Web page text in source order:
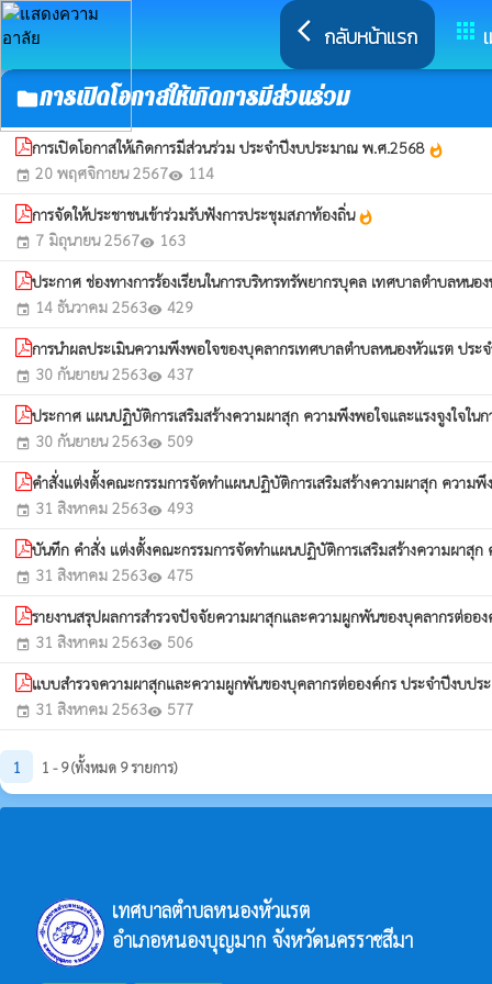
arrow_back_ios กลับหน้าแรก apps
folderการเปิดโอกาสให้เกิดการมีส่วนร่วม
การเปิดโอกาสให้เกิดการมีส่วนร่วม ประจำปีงบประมาณ พ.ศ.2568 whatshot
event 20 พฤศจิกายน 2567visibility 114
การจัดให้ประชาชนเข้าร่วมรับฟังการประชุมสภาท้องถิ่นwhatshot
event 7 มิถุนายน 2567visibility 163
ประกาศ ช่องทางการร้องเรียนในการบริหารทรัพยากรบุคล เทศบาลตำบลหนอ
event 14 ธันวาคม 2563visibility 429
การนำผลประเมินความพึงพอใจของบุคลากรเทศบาลตำบลหนองหัวแรต ปร
event 30 กันยายน 2563visibility 437
ประกาศ แผนปฏิบัติการเสริมสร้างความผาสุก ความพึงพอใจและแรงจูงใจ
event 30 กันยายน 2563visibility 509
คำสั่งแต่งตั้งคณะกรรมการจัดทำแผนปฏิบัติการเสริมสร้างความผาสุก ความ
event 31 สิงหาคม 2563visibility 493
บันทึก คำสั่ง แต่งตั้งคณะกรรมการจัดทำแผนปฏิบัติการเสริมสร้างความผาสุ
event 31 สิงหาคม 2563visibility 475
รายงานสรุปผลการสำรวจปัจจัยความผาสุกและความผูกพันของบุคลากรต่อ
event 31 สิงหาคม 2563visibility 506
แบบสำรวจความผาสุกและความผูกพันของบุคลากรต่อองค์กร ประจำปีงบป
event 31 สิงหาคม 2563visibility 577
1 1 - 9 (ทั้งหมด 9 รายการ)
เทศบาลตำบลหนองหัวแรต
อำเภอหนองบุญมาก จังหวัดนครราชสีมา